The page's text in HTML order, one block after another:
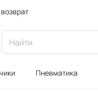
Пневматика